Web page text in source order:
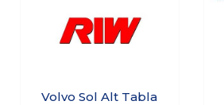
Volvo Sol Alt Tabla